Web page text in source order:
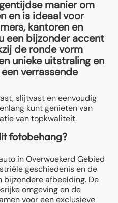
manier om
en is ideaal voor
kantoren en
een bijzonder accent
de ronde vorm
unieke uitstraling en
verrassende
slijtvast en eenvoudig
kunt genieten van
van topkwaliteit.
fotobehang?
in Overwoekerd Gebied
geschiedenis en de
bijzondere afbeelding. De
omgeving en de
voor een exclusieve